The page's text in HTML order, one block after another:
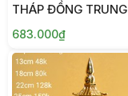
THÁP ĐỒNG TRUNG
683.000₫